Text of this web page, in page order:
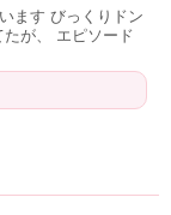
ます びっくりドン
が、 エピソード